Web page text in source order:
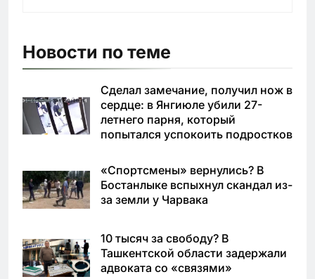
Новости по теме
Сделал замечание, получил нож в
сердце: в Янгиюле убили 27-
летнего парня, который
попытался успокоить подростков
«Спортсмены» вернулись? В
Бостанлыке вспыхнул скандал из-
за земли у Чарвака
10 тысяч за свободу? В
Ташкентской области задержали
адвоката со «связями»